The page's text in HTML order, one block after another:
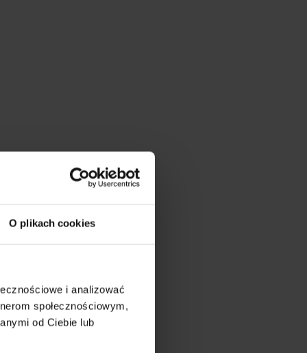
O plikach cookies
i analizować
społecznościowym,
od Ciebie lub